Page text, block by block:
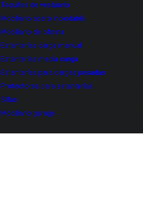
Taquillas de vestuario
Mobiliario acero inoxidable
Mobiliario de oficina
Estanterías carga manual
Estanterías media carga
Estanterías para cargas pesadas
Protectores para estanterías
Sillas
Mobiliario garage